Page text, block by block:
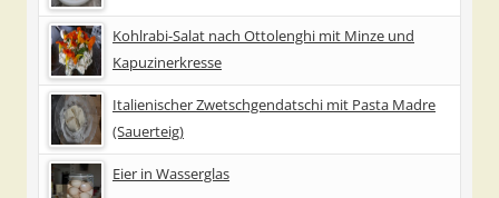
Kohlrabi-Salat nach Ottolenghi mit Minze und
Kapuzinerkresse
Italienischer Zwetschgendatschi mit Pasta Madre
(Sauerteig)
Eier in Wasserglas